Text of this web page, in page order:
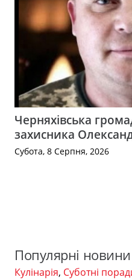
Черняхівська
захисника
Субота, 8 Серпня, 2026
Популярні новини
Кулінарія, Суботні